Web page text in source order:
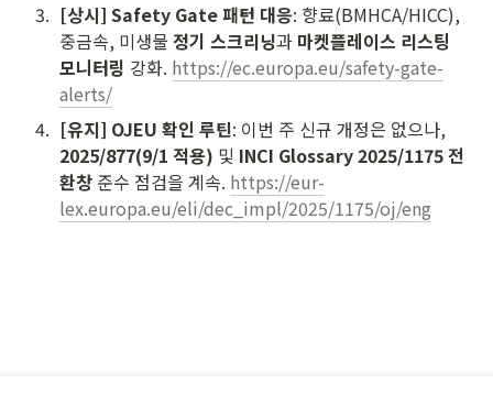
3. [상시] Safety Gate 패턴 대응: 향료(BMHCA/HICC),
중금속, 미생물 정기 스크리닝과 마켓플레이스 리스팅
모니터링 강화. https://ec.europa.eu/safety-gate-
alerts/
4. [유지] OJEU 확인 루틴
2025/877(9/1 적용) 및 INCI Glossary 2025/1175 전
환창 준수 점검을 계속. https://eur-
lex.europa.eu/eli/dec_impl/2025/1175/oj/eng